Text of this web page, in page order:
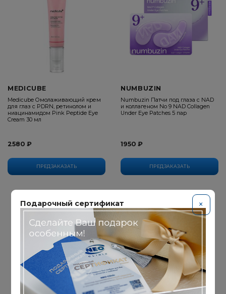
ПРЕДЗАКАЗАТЬ
MEDICUBE
Medicube Омолаживающий крем
для глаз с PDRN, ретинолом и
ниацинамидом Pink Peptide Eye
Cream 30 мл
2580 ₽
ПРЕДЗАКАЗАТЬ
NUMBUZIN
Numbuzin Патчи под глаза с NAD
и коллагеном No 9 NAD Collagen
Under Eye Patches 5 пар
1950 ₽
×
Подарочный сертификат